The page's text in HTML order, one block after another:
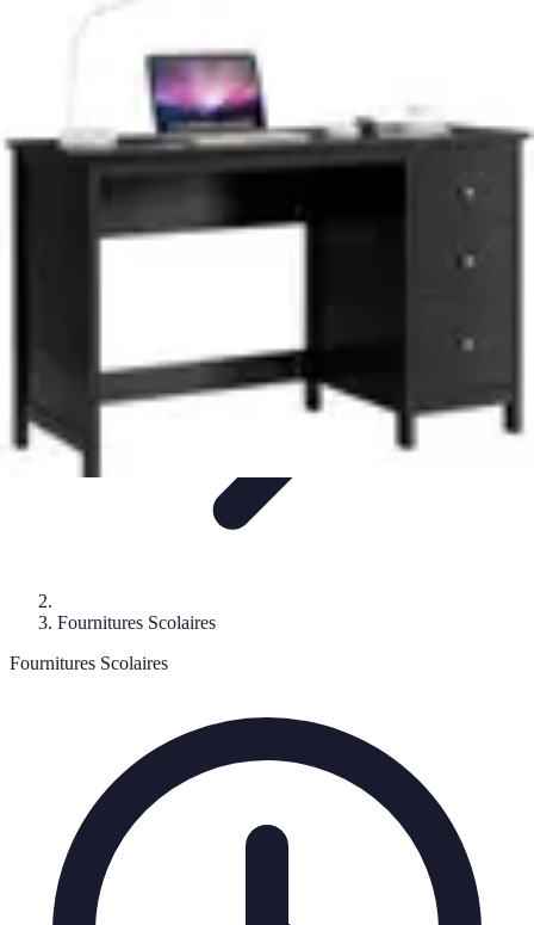
Top Fournitures
ÉducationBureau
Top Fournitures
Fournitures Scolaires
Fournitures Scolaires